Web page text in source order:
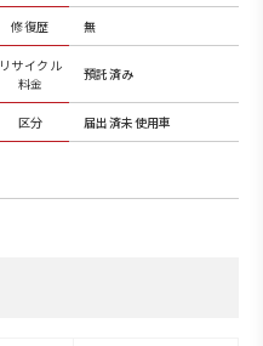
修復歴 無
リサイクル
料金
預託済み
区分 届出済未使用車